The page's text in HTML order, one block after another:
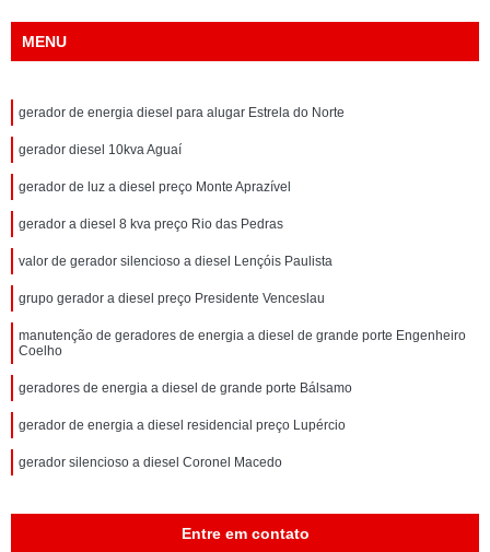
MENU
gerador de energia diesel para alugar Estrela do Norte
gerador diesel 10kva Aguaí
gerador de luz a diesel preço Monte Aprazível
gerador a diesel 8 kva preço Rio das Pedras
valor de gerador silencioso a diesel Lençóis Paulista
grupo gerador a diesel preço Presidente Venceslau
manutenção de geradores de energia a diesel de grande porte Engenheiro
Coelho
geradores de energia a diesel de grande porte Bálsamo
gerador de energia a diesel residencial preço Lupércio
gerador silencioso a diesel Coronel Macedo
Entre em contato